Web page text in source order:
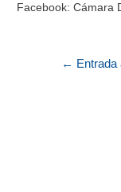
Facebook: Cámara
← Entrada